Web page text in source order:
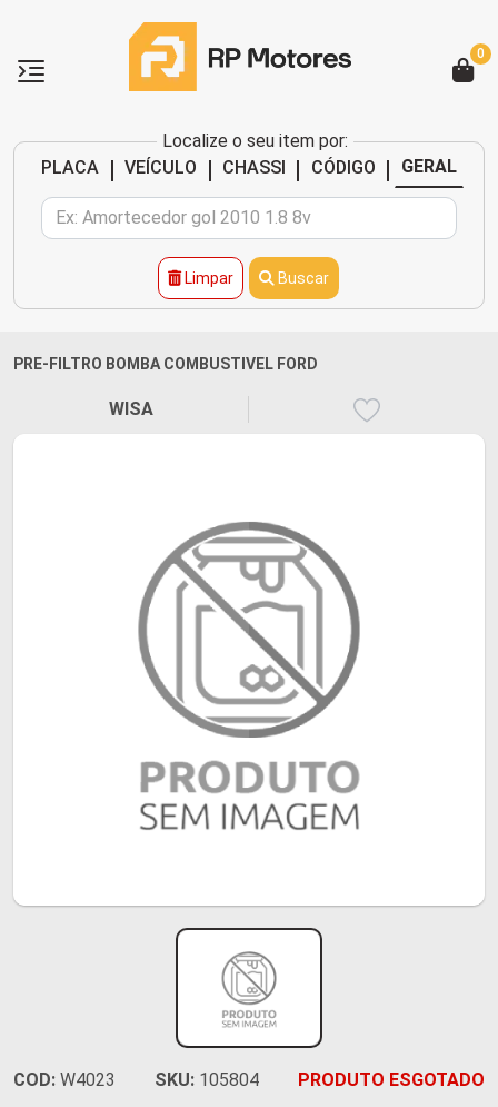
Localize o seu item por:
PLACA
| VEÍCULO | CHASSI | CÓDIGO | GERAL
Limpar Buscar
0
PRE-FILTRO BOMBA COMBUSTIVEL FORD
WISA
COD: W4023 SKU: 105804 PRODUTO ESGOTADO